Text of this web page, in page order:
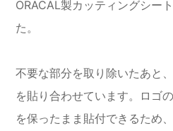
ORACAL製カッティングシー
た。
不要な部分を取り除いたあと
を貼り合わせています。ロゴ
を保ったまま貼付できるため